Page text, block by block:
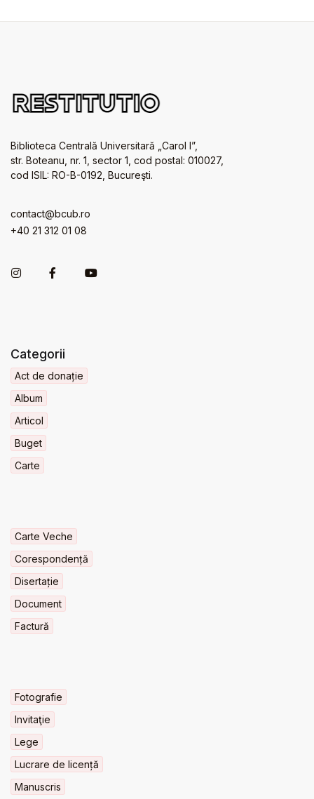
Biblioteca Centrală Universitară „Carol I”,
str. Boteanu, nr. 1, sector 1, cod postal: 010027,
cod ISIL: RO-B-0192, Bucureşti.
contact@bcub.ro
+40 21 312 01 08
Categorii
Act de donație
Album
Articol
Buget
Carte
Carte Veche
Corespondență
Disertație
Document
Factură
Fotografie
Invitaţie
Lege
Lucrare de licență
Manuscris